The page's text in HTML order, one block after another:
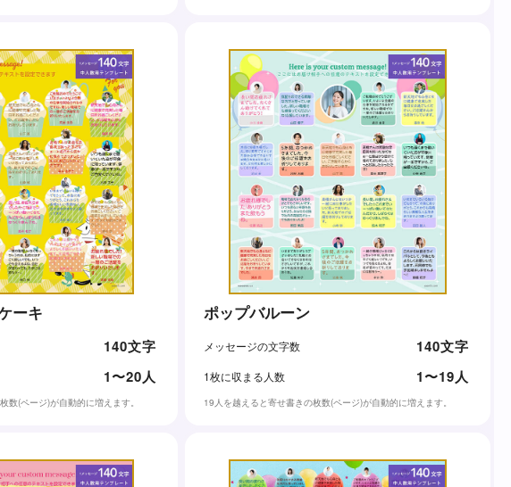
ーキ
140文字
1〜20人
数(ページ)が自動的に増えます。
ポップバルーン
メッセージの文字数 140文字
1枚に収まる人数 1〜19人
19人を越えると寄せ書きの枚数(ページ)が自動的に増えます。